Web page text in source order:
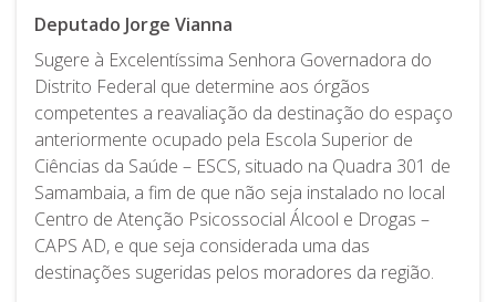
Deputado Jorge Vianna
Sugere à Excelentíssima Senhora Governadora do
Distrito Federal que determine aos órgãos
competentes a reavaliação da destinação do espaço
anteriormente ocupado pela Escola Superior de
Ciências da Saúde – ESCS, situado na Quadra 301 de
Samambaia, a fim de que não seja instalado no local
Centro de Atenção Psicossocial Álcool e Drogas –
CAPS AD, e que seja considerada uma das
destinações sugeridas pelos moradores da região.